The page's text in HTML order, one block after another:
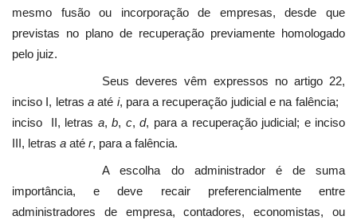
mesmo fusão ou incorporação de empresas, desde que
previstas no plano de recuperação previamente homologado
pelo juiz.
Seus deveres vêm expressos no artigo 22,
inciso I, letras aaté i, para a recuperação judicial e na falência;
inciso II, letras a,b, c,d, para a recuperação judicial; e inciso
III, letras a até r, para a falência.
A escolha do administrador é de suma
importância, e deve recair preferencialmente entre
administradores de empresa, contadores, economistas, ou